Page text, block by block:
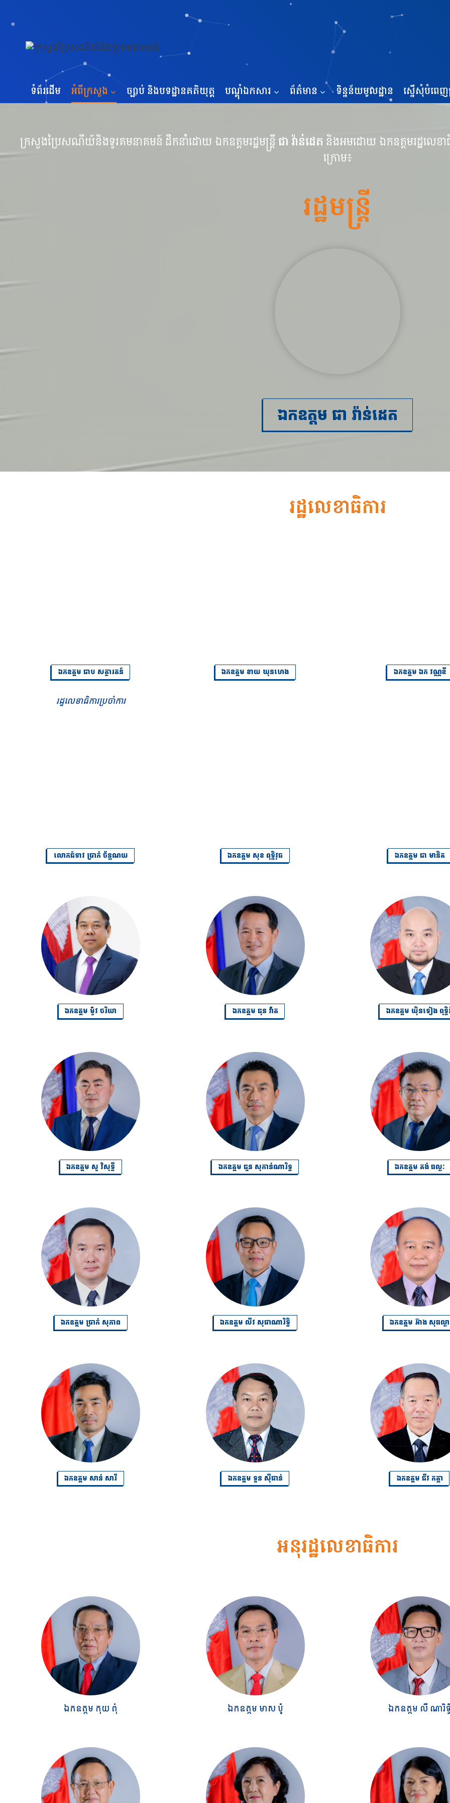
ទំព័រដើម អំពីក្រសួង ច្បាប់ និងបទដ្ឋានគតិយុត្ត បណ្ដុំឯកសារ ព័ត៌មាន ទិន្នន័យមូលដ្ឋាន ស្នើសុំបំពេញ
ក្រសួងប្រៃសណីយ៍និងទូរគមនាគមន៍ ដឹកនាំដោយ ឯកឧត្តមរដ្ឋមន្ត្រី ជា វ៉ាន់ដេត និងអមដោយ ឯកឧត្តមរដ្ឋលេខ
ក្រោម៖
រដ្ឋមន្ត្រី
ឯកឧត្តម ជា វ៉ាន់ដេត
រដ្ឋលេខាធិការ
ឯកឧត្តម ជាប សត្ថារតន៍
រដ្ឋលេខាធិការប្រចាំការ
ឯកឧត្តម ខាយ ឃុនហេង ឯកឧត្តម ឯក វណ្ណឌី
លោកជំទាវ ប្រាក់ ច័ន្ទណយ ឯកឧត្តម សុខ ពុទ្ធិវុធ ឯកឧត្តម ជា មានិត
ឯកឧត្តម ម៉ូវ ចរិយា ឯកឧត្តម ជុន វ៉ាត ឯកឧត្តម យ៉ិនទៀង ពុទ្ធិ
ឯកឧត្តម សូ វិសុទ្ធី ឯកឧត្តម ជួន សុកាន់ណារិទ្ធ ឯកឧត្តម គង់ ផល្លៈ
ឯកឧត្តម ប្រាក់ សុភាព ឯកឧត្តម លីវ សុផាណារិទ្ធិ ឯកឧត្តម អ៊ាង សុផល្លា
ឯកឧត្តម សាន់ សារី ឯកឧត្តម ទួន ស៊ីផាន់ ឯកឧត្តម ជីវ កត្តា
អនុរដ្ឋលេខាធិការ
ឯកឧត្តម កុយ ពុំ ឯកឧត្តម មាស ប៉ូ ឯកឧត្តម លី ណារិទ្